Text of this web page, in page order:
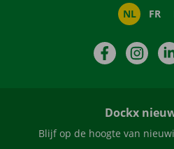
NL FR
Facebook
Dockx
Blijf op de hoogte van